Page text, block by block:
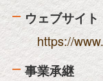
ウェブサイ
https://
事業承継